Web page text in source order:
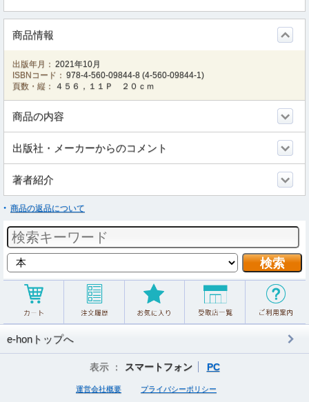
商品情報
出版年月： 2021年10月
ISBNコード： 978-4-560-09844-8 (4-560-09844-1)
頁数・縦：
４５６，１１Ｐ ２０ｃｍ
商品の内容
出版社・メーカーからのコメント
著者紹介
商品の返品について
e-honトップへ
表示 ： スマートフォン PC
運営会社概要 プライバシーポリシー